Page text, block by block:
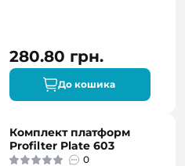
280.80 грн.
До кошика
Комплект платформ
Profilter Plate 603
0